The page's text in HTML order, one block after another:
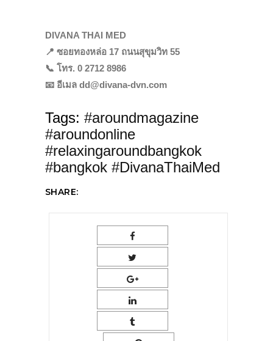
DIVANA THAI MED
📍 ซอยทองหล่อ 17 ถนนสุขุมวิท 55
📞 โทร. 0 2712 8986
📧 อีเมล dd@divana-dvn.com
Tags: #aroundmagazine
#aroundonline
#relaxingaroundbangkok
#bangkok #DivanaThaiMed
SHARE: